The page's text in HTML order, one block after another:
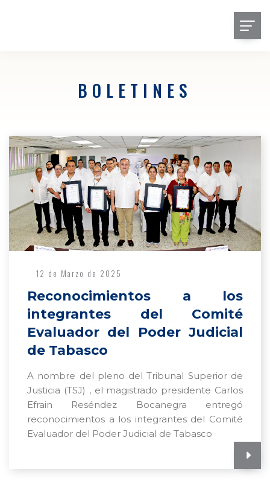
BOLETINES
12 de Marzo de 2025
Reconocimientos a los
integrantes del Comité
Evaluador del Poder Judicial
de Tabasco
A nombre del pleno del Tribunal Superior de
Justicia (TSJ) , el magistrado presidente Carlos
Efrain Reséndez Bocanegra entregó
reconocimientos a los integrantes del Comité
Evaluador del Poder Judicial de Tabasco